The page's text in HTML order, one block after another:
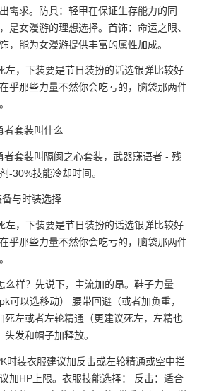
需求。防具：轻甲在保证生存能力的同
是女漫游的理想选择。首饰：命运之眼、
，能为女漫游提供丰富的属性加成。
左，下装要是节日装扮的话选银弹比较好
乎那些力量不然你会吃亏的，脑袋那两件
者套装叫什么
者套装叫隔阂之心套装，武器寐语者 - 残
-30%技能冷却时间。
与时装选择
左，下装要是节日装扮的话选银弹比较好
乎那些力量不然你会吃亏的，脑袋那两件
么样？先说下，主流加的昂。鞋子力量
可以选移动） 腰带回避（或者加负重，
死左或者左轮精通（更建议死左，左精也
发和帽子加释放。
时装衣服建议加反击或左轮精通或空中拦
加HP上限。衣服技能选择： 反击：适合